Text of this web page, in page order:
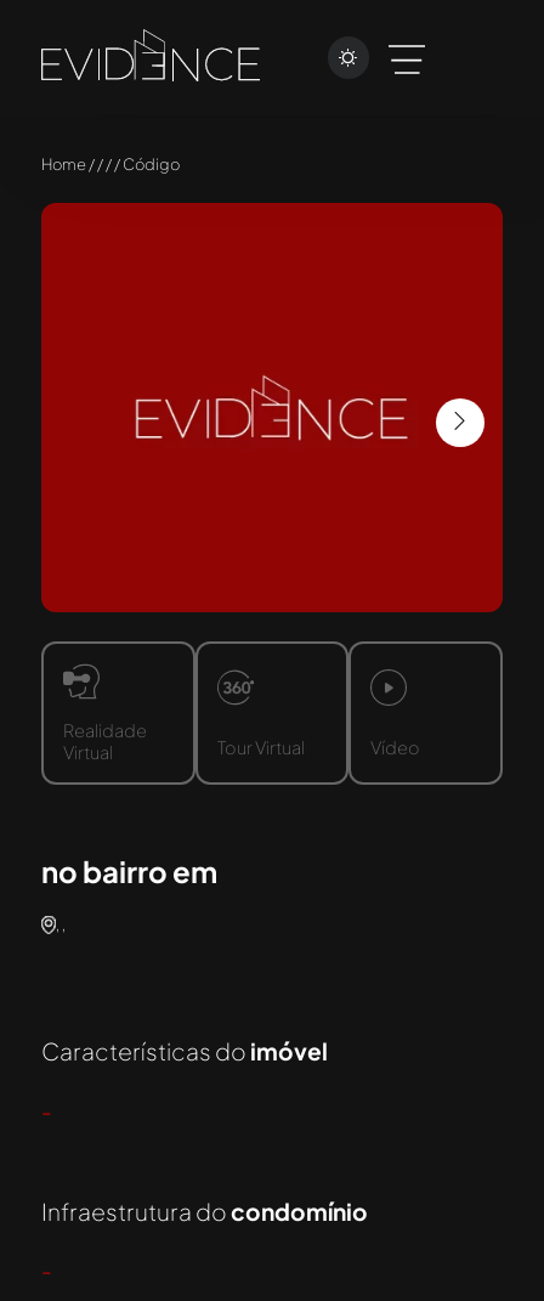
Home / / / / Código
Realidade
Virtual
Tour Virtual Vídeo
no bairro em
, ,
Características do imóvel
-
Infraestrutura docondomínio
-